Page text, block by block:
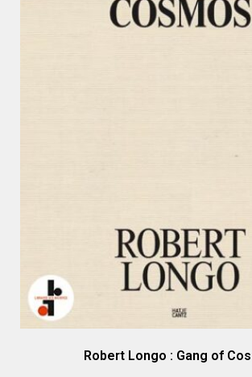
Robert Longo : Gang of